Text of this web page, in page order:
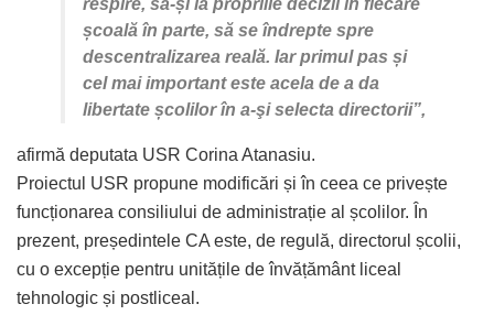
școală în parte, să se îndrepte spre
descentralizarea reală. Iar primul pas și
cel mai important este acela de a da
libertate școlilor în a-şi selecta directorii”,
afirmă deputata USR Corina Atanasiu.
Proiectul USR propune modificări și în ceea ce privește
funcționarea consiliului de administrație al școlilor. În
prezent, președintele CA este, de regulă, directorul școlii,
cu o excepție pentru unitățile de învățământ liceal
tehnologic și postliceal.